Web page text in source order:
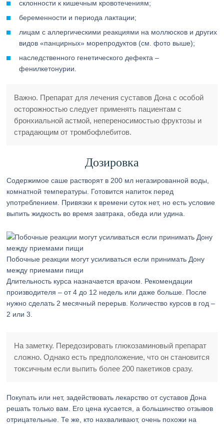
склонности к кишечным кровотечениям;
беременности и периода лактации;
лицам с аллергическими реакциями на моллюсков и других
видов «панцирных» морепродуктов (см. фото выше);
наследственного генетического дефекта –
фенилкетонурии.
Важно. Препарат для лечения суставов Дона с особой
осторожностью следует применять пациентам с
бронхиальной астмой, непереносимостью фруктозы и
страдающим от тромбофлебитов.
Дозировка
Содержимое саше растворят в 200 мл негазированной воды,
комнатной температуры. Готовится напиток перед
употреблением. Привязки к времени суток нет, но есть условие
выпить жидкость во время завтрака, обеда или удина.
Побочные реакции могут усиливаться если принимать Дону
между приемами пищи
Длительность курса назначается врачом. Рекомендации
производителя – от 4 до 12 недель или даже больше. После
нужно сделать 2 месячный перерыв. Количество курсов в год –
2 или 3.
На заметку. Передозировать глюкозаминовый препарат
сложно. Однако есть предположение, что он становится
токсичным если выпить более 200 пакетиков сразу.
Покупать или нет, задействовать лекарство от суставов Дона
решать только вам. Его цена кусается, а большинство отзывов
отрицательные. Те же, кто нахваливают, очень похожи на